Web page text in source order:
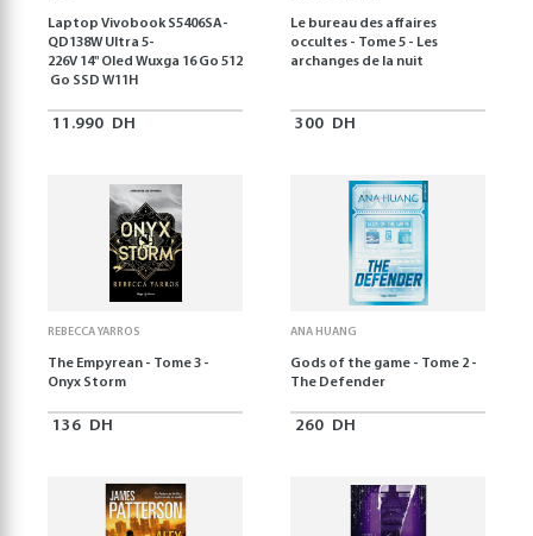
Laptop Vivobook S5406SA-
QD138W Ultra 5-
226V 14" Oled Wuxga 16 Go 512
Go SSD W11H
11.990 DH
Le bureau des affaires
occultes - Tome 5 - Les
archanges de la nuit
300 DH
REBECCA YARROS
The Empyrean - Tome 3 -
Onyx Storm
136 DH
ANA HUANG
Gods of the game - Tome 2 -
The Defender
260 DH